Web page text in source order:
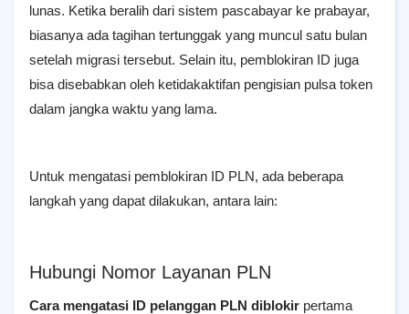
lunas. Ketika beralih dari sistem pascabayar ke prabayar,
biasanya ada tagihan tertunggak yang muncul satu bulan
setelah migrasi tersebut. Selain itu, pemblokiran ID juga
bisa disebabkan oleh ketidakaktifan pengisian pulsa token
dalam jangka waktu yang lama.
Untuk mengatasi pemblokiran ID PLN, ada beberapa
langkah yang dapat dilakukan, antara lain:
Hubungi Nomor Layanan PLN
Cara mengatasi ID pelanggan PLN diblokir pertama